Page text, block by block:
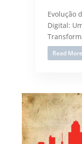
Evolução
Digital:
Read More